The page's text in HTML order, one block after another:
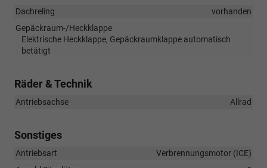
Dachreling
vorhanden
Gepäckraum-/Heckklappe
Elektrische Heckklappe, Gepäckraumklappe automatisch
betätigt
Räder & Technik
Antriebsachse Allrad
Sonstiges
Antriebsart
Verbrennungsmotor (ICE)